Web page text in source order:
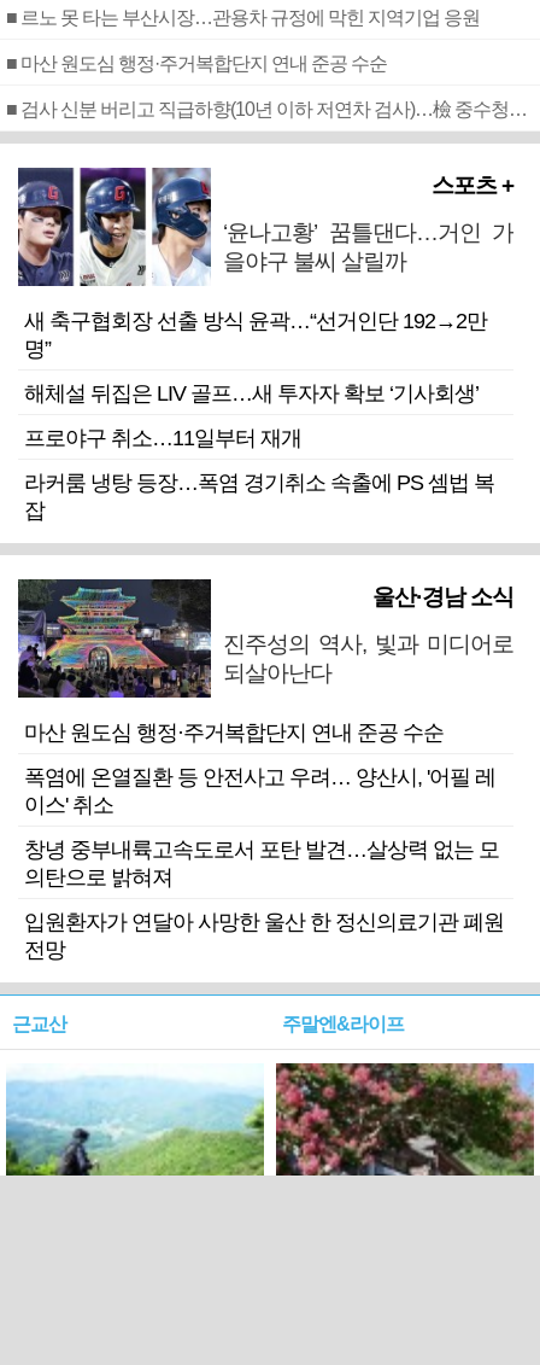
■ 르노 못 타는 부산시장…관용차 규정에 막힌 지역기업 응원
■ 마산 원도심 행정·주거복합단지 연내 준공 수순
■ 검사 신분 버리고 직급하향(10년 이하 저연차 검사)…檢 중수청행 기피
스포츠 +
‘윤나고황’ 꿈틀댄다…거인 가
을야구 불씨 살릴까
새 축구협회장 선출 방식 윤곽…“선거인단 192→2만
명”
해체설 뒤집은 LIV 골프…새 투자자 확보 ‘기사회생’
프로야구 취소…11일부터 재개
라커룸 냉탕 등장…폭염 경기취소 속출에 PS 셈법 복
잡
울산·경남 소식
진주성의 역사, 빛과 미디어로
되살아난다
마산 원도심 행정·주거복합단지 연내 준공 수순
폭염에 온열질환 등 안전사고 우려… 양산시, '어필 레
이스' 취소
창녕 중부내륙고속도로서 포탄 발견…살상력 없는 모
의탄으로 밝혀져
입원환자가 연달아 사망한 울산 한 정신의료기관 폐원
전망
근교산 주말엔&라이프